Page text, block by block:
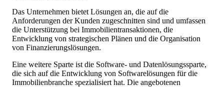
Das Unternehmen bietet Lösungen an, die auf die
Anforderungen der Kunden zugeschnitten sind und umfassen
die Unterstützung bei Immobilientransaktionen, die
Entwicklung von strategischen Plänen und die Organisation
von Finanzierungslösungen.
Eine weitere Sparte ist die Software- und Datenlösungssparte,
die sich auf die Entwicklung von Softwarelösungen für die
Immobilienbranche spezialisiert hat. Die angebotenen